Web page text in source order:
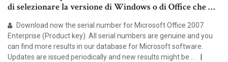
di selezionare la versione di Windows o di Office che …
Download now the serial number for Microsoft Office 2007
Enterprise (Product key). All serial numbers are genuine and you
can find more results in our database for Microsoft software.
Updates are issued periodically and new results might be …